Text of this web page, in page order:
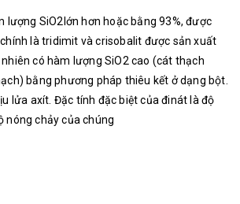
lượng SiO2lớn hơn hoặc bằng 93%, được
là tridimit và crisobalit được sản xuất
có hàm lượng SiO2 cao (cát thạch
bằng phương pháp thiêu kết ở dạng bột.
lửa axít. Đặc tính đặc biệt của đinát là độ
nóng chảy của chúng